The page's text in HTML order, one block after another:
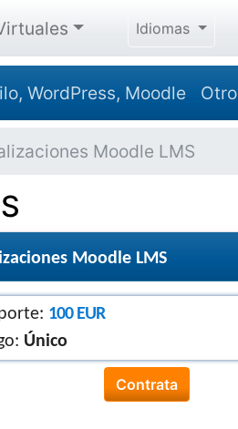
Idiomas
WordPress, Moodle
Moodle LMS
Moodle LMS
100 EUR
Único
Contrata